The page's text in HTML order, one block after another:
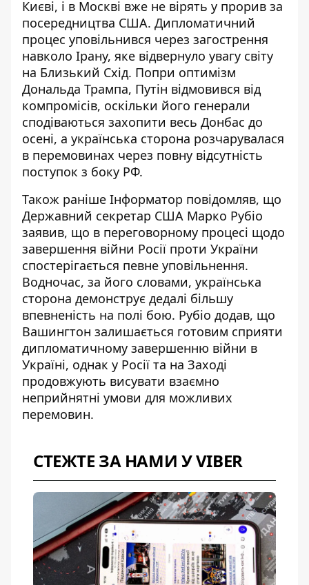
Києві, і в Москві вже не вірять у прорив за
посередництва США. Дипломатичний
процес уповільнився через загострення
навколо Ірану, яке відвернуло увагу світу
на Близький Схід. Попри оптимізм
Дональда Трампа, Путін відмовився від
компромісів, оскільки його генерали
сподіваються захопити весь Донбас до
осені, а українська сторона розчарувалася
в перемовинах через повну відсутність
поступок з боку РФ.
Також раніше Інформатор повідомляв, що
Державний секретар США Марко Рубіо
заявив, що в переговорному процесі щодо
завершення війни Росії проти України
спостерігається певне уповільнення.
Водночас, за його словами, українська
сторона демонструє дедалі більшу
впевненість на полі бою. Рубіо додав, що
Вашингтон залишається готовим сприяти
дипломатичному завершенню війни в
Україні, однак у Росії та на Заході
продовжують висувати взаємно
неприйнятні умови для можливих
перемовин.
СТЕЖТЕ ЗА НАМИ У VIBER